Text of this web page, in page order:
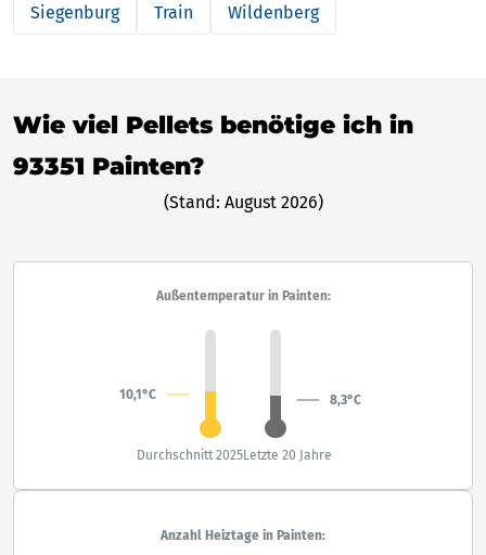
Siegenburg Train Wildenberg
Wie viel Pellets benötige ich in
93351 Painten?
(Stand: August 2026)
Außentemperatur in Painten:
10,1°C 8,3°C
Durchschnitt 2025Letzte 20 Jahre
Anzahl Heiztage in Painten: